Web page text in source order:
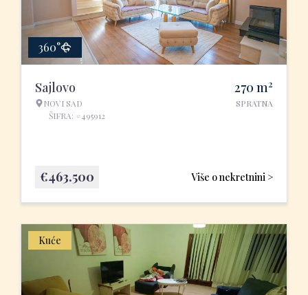
360°
Sajlovo
NOVI SAD
ŠIFRA: #495912
270 m2
SPRATNA
Više o nekretnini >
€463.500
Kuće